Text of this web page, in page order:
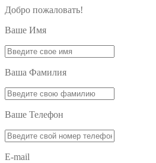
Добро пожаловать!
Ваше Имя
Ваша Фамилия
Ваше Телефон
E-mail